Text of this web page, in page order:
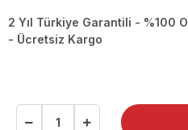
2 Yıl Türkiye Garantili - %100
- Ücretsiz Kargo